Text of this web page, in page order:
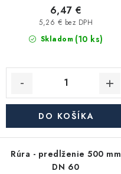
Skladom (10 ks)
5,26 € bez DPH
6,47 €
DO KOŠÍKA
Rúra - predlženie 500 mm
DN 60